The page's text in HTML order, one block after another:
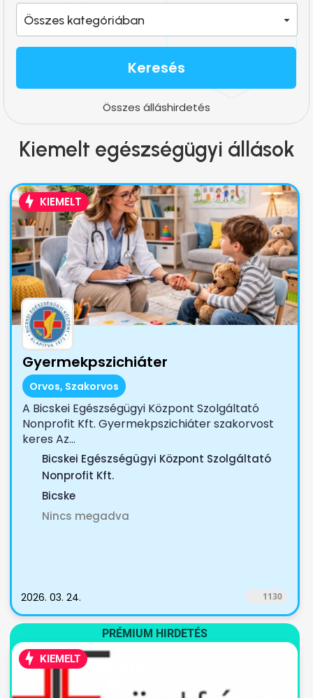
Összes kategóriában
Keresés
Összes álláshirdetés
Kiemelt egészségügyi állások
KIEMELT
Gyermekpszichiáter
Orvos, Szakorvos
A Bicskei Egészségügyi Központ Szolgáltató
Nonprofit Kft. Gyermekpszichiáter szakorvost
keres Az...
Bicskei Egészségügyi Központ Szolgáltató
Nonprofit Kft.
Bicske
Nincs megadva
2026. 03. 24. 1130
PRÉMIUM HIRDETÉS
KIEMELT